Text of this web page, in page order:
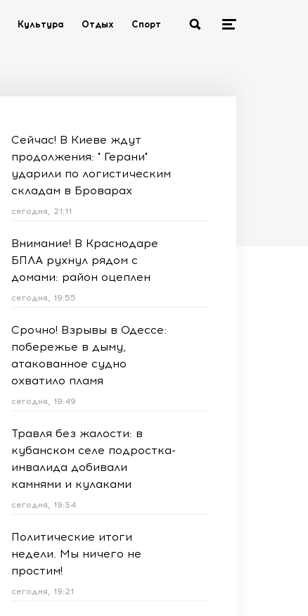
Культура Отдых Спорт
Сейчас! В Киеве ждут
продолжения: " Герани"
ударили по логистическим
складам в Броварах
сегодня, 21:11
Внимание! В Краснодаре
БПЛА рухнул рядом с
домами: район оцеплен
сегодня, 19:55
Срочно! Взрывы в Одессе:
побережье в дыму,
атакованное судно
охватило пламя
сегодня, 19:49
Травля без жалости: в
кубанском селе подростка-
инвалида добивали
камнями и кулаками
сегодня, 19:34
Политические итоги
недели. Мы ничего не
простим!
сегодня, 19:21